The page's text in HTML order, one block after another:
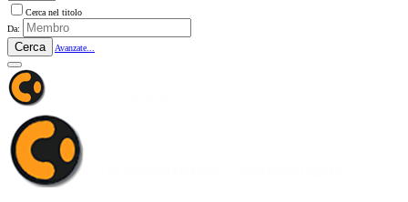
Cerca nel titolo
Da:
Cerca Avanzate...